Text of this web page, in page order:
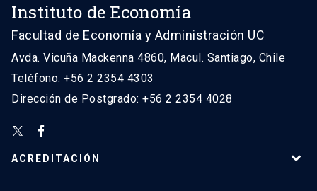
Instituto de Economía
Facultad de Economía y Administración UC
Avda. Vicuña Mackenna 4860, Macul. Santiago, Chile
Teléfono: +56 2 2354 4303
Dirección de Postgrado: +56 2 2354 4028
ACREDITACIÓN